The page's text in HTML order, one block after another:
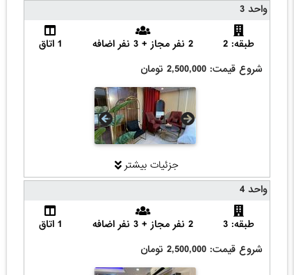
واحد 3
طبقه: 2 2 نفر مجاز + 3 نفر اضافه
1 اتاق
شروع قیمت: 2,500,000 تومان
جزئیات بیشتر
واحد 4
طبقه: 3 2 نفر مجاز + 3 نفر اضافه
1 اتاق
شروع قیمت: 2,500,000 تومان